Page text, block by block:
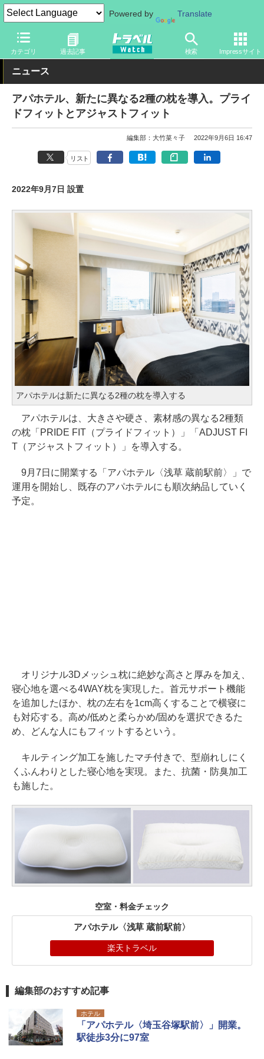
Powered by Translate
カテゴリ 過去記事 検索 Impressサイト
トラベル Watch 旅の情報 ホテル・旅館 宿泊
ニュース
アパホテル、新たに異なる2種の枕を導入。プライ
ドフィットとアジャストフィット
編集部：大竹菜々子 2022年9月6日 16:47
リスト
2022年9月7日 設置
アパホテルは新たに異なる2種の枕を導入する
アパホテルは、大きさや硬さ、素材感の異なる2種類
の枕「PRIDE FIT（プライドフィット）」「ADJUST FI
T（アジャストフィット）」を導入する。
9月7日に開業する「アパホテル〈浅草 蔵前駅前〉」で
運用を開始し、既存のアパホテルにも順次納品していく
予定。
オリジナル3Dメッシュ枕に絶妙な高さと厚みを加え、
寝心地を選べる4WAY枕を実現した。首元サポート機能
を追加したほか、枕の左右を1cm高くすることで横寝に
も対応する。高め/低めと柔らかめ/固めを選択できるた
め、どんな人にもフィットするという。
キルティング加工を施したマチ付きで、型崩れしにく
くふんわりとした寝心地を実現。また、抗菌・防臭加工
も施した。
空室・料金チェック
アパホテル〈浅草 蔵前駅前〉
楽天トラベル
編集部のおすすめ記事
ホテル
「アパホテル〈埼玉谷塚駅前〉」開業。
駅徒歩3分に97室